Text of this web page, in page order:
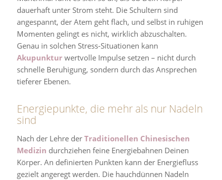
dauerhaft unter Strom steht. Die Schultern sind
angespannt, der Atem geht flach, und selbst in ruhigen
Momenten gelingt es nicht, wirklich abzuschalten.
Genau in solchen Stress-Situationen kann
Akupunkturwertvolle Impulse setzen – nicht durch
schnelle Beruhigung, sondern durch das Ansprechen
tieferer Ebenen.
Energiepunkte, die mehr als nur Nadeln
sind
Nach der Lehre der Traditionellen Chinesischen
Medizin durchziehen feine Energiebahnen Deinen
Körper. An definierten Punkten kann der Energiefluss
gezielt angeregt werden. Die hauchdünnen Nadeln